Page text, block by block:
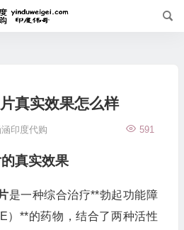
真实效果怎么样
印度代购 591
真实效果
是一种综合治疗**勃起功能障
）**的药物，结合了两种活性